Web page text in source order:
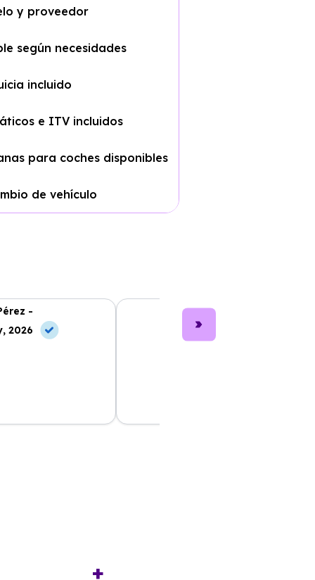
y proveedor
según necesidades
incluido
e ITV incluidos
para coches disponibles
de vehículo
-
2026
Lucía García -
10 Jun, 2026